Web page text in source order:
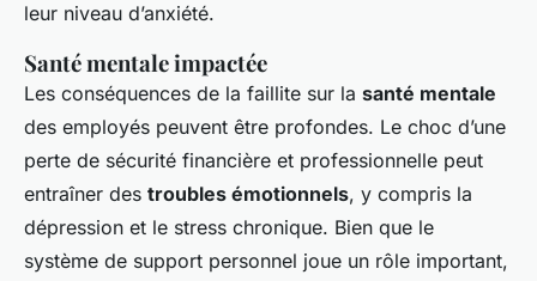
leur niveau d’anxiété.
Santé mentale impactée
Les conséquences de la faillite sur la santé mentale
des employés peuvent être profondes. Le choc d’une
perte de sécurité financière et professionnelle peut
entraîner des troubles émotionnels, y compris la
dépression et le stress chronique. Bien que le
système de support personnel joue un rôle important,